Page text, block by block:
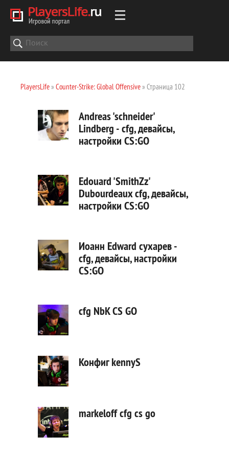
PlayersLife» Counter-Strike: Global Offensive» Страница 102
Andreas 'schneider'
Lindberg - cfg, девайсы,
настройки CS:GO
Edouard 'SmithZz'
Dubourdeaux cfg, девайсы,
настройки CS:GO
Иоанн Edward сухарев -
cfg, девайсы, настройки
CS:GO
cfg NbK CS GO
Конфиг kennyS
markeloff cfg cs go